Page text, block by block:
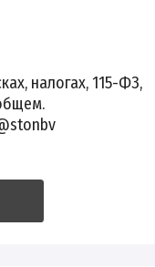
налогах, 115-ФЗ,